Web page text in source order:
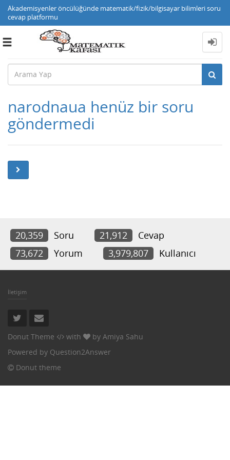
Akademisyenler öncülüğünde matematik/fizik/bilgisayar bilimleri soru
cevap platformu
Toggle
narodnaua henüz bir soru
göndermedi
20,359 Soru 21,912
Cevap
73,672
Yorum 3,979,807 Kullanıcı
İletişim
Donut Theme with by Amiya Sahu
Powered by Question2Answer
Donut theme